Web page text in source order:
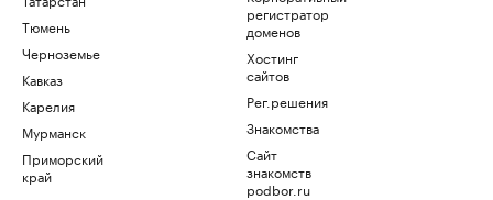
Тюмень
Черноземье
Кавказ
Карелия
Мурманск
Приморский
край
регистратор
доменов
Хостинг
сайтов
Рег.решения
Знакомства
Сайт
знакомств
podbor.ru